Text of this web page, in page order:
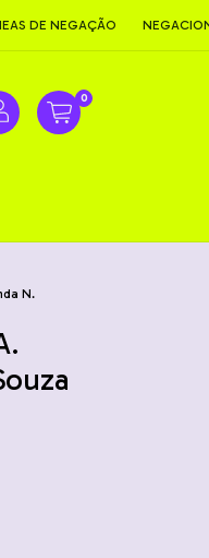
NEGAÇÃO NEGACIONISMO
0
N.